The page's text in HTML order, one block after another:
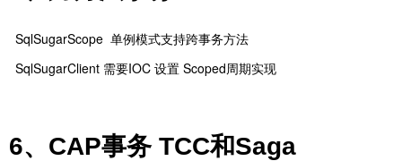
SqlSugarScope 单例模式支持跨事务方法
SqlSugarClient 需要IOC 设置 Scoped周期实现
6、CAP事务 TCC和Saga